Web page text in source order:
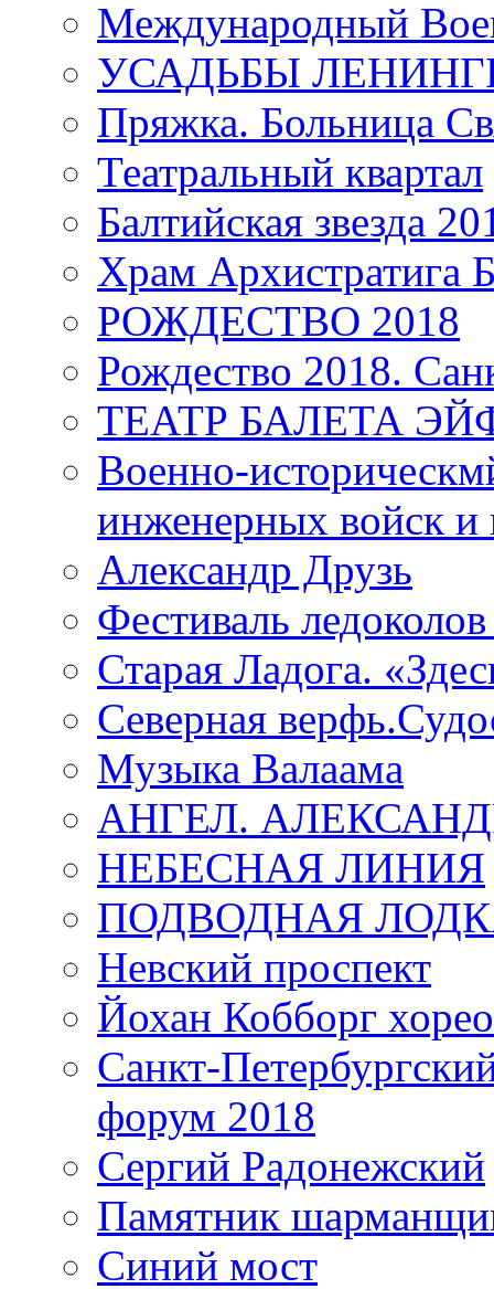
Международный
УСАДЬБЫ
Пряжка. Больница
Театральный квартал
Балтийская звезда
Храм
РОЖДЕСТВО 2018
Рождество 2018.
ТЕАТР БАЛЕТА
Военно-
инженерных войск и
Александр Друзь
Фестиваль
Старая Ладога.
Северная
Музыка Валаама
АНГЕЛ.
НЕБЕСНАЯ ЛИНИЯ
ПОДВОДНАЯ
Невский проспект
Йохан Кобборг
Санкт-
форум 2018
Сергий Радонежский
Памятник
Синий мост